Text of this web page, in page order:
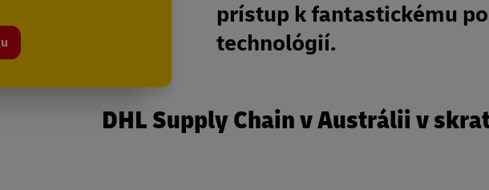
prístup k fantastickému
technológií.
DHL Supply Chain v Austrálii v